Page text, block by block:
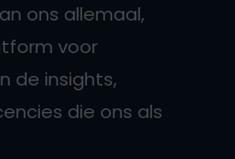
ons allemaal,
voor
de insights,
die ons als